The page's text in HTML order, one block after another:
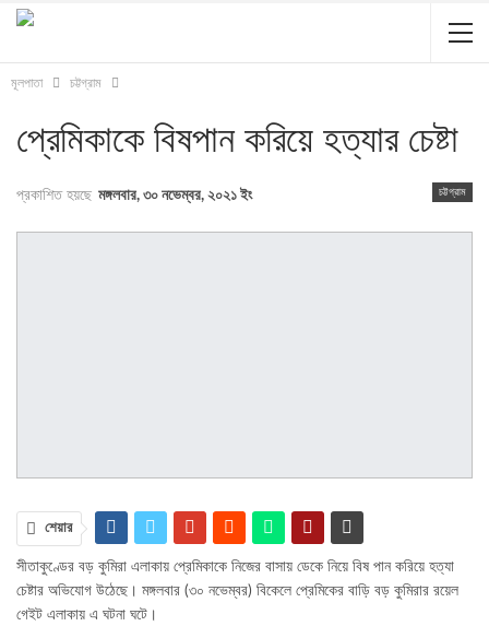
মূলপাতা চট্টগ্রাম
প্রেমিকাকে বিষপান করিয়ে হত্যার চেষ্টা
চট্টগ্রাম
প্রকাশিত হয়ছে মঙ্গলবার, ৩০ নভেম্বর, ২০২১ ইং
শেয়ার
সীতাকুণ্ডের বড় কুমিরা এলাকায় প্রেমিকাকে নিজের বাসায় ডেকে নিয়ে বিষ পান করিয়ে হত্যা
চেষ্টার অভিযোগ উঠেছে। মঙ্গলবার (৩০ নভেম্বর) বিকেলে প্রেমিকের বাড়ি বড় কুমিরার রয়েল
গেইট এলাকায় এ ঘটনা ঘটে।